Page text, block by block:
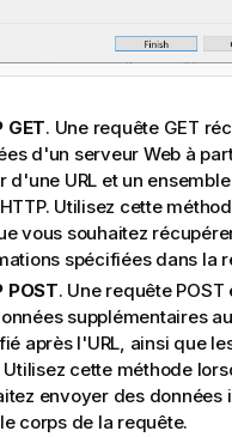
GET. Une requête GET
d'un serveur Web à
d'une URL et un
Utilisez cette
vous souhaitez
spécifiées dans la
POST. Une requête POST
supplémentaires
après l'URL, ainsi que
Utilisez cette méthode
envoyer des données
corps de la requête.